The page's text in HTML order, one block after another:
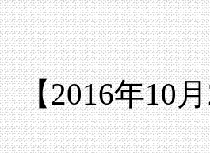
【2016年10